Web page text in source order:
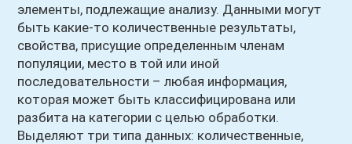
элементы, подлежащие анализу. Данными могут
быть какие-то количественные результаты,
свойства, присущие определенным членам
популяции, место в той или иной
последовательности – любая информация,
которая может быть классифицирована или
разбита на категории с целью обработки.
Выделяют три типа данных: количественные,